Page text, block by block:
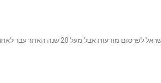
20 שנה האתר עבר לאחרונה שדרוג מערכות על מנת שכל